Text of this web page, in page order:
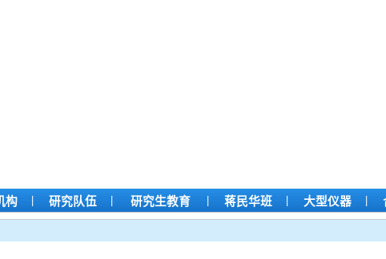
构 | 研究队伍 | 研究生教育 | 蒋民华班 | 大型仪器 |